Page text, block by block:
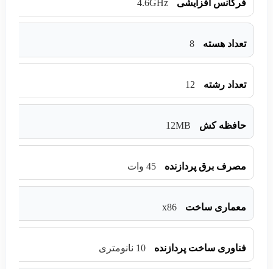
فرکانس افزایشی 4.6GHz
تعداد هسته 8
تعداد رشته 12
حافظه کش 12MB
مصرف برق پردازنده 45 وات
معماری ساخت x86
فناوری ساخت پردازنده 10 نانومتری